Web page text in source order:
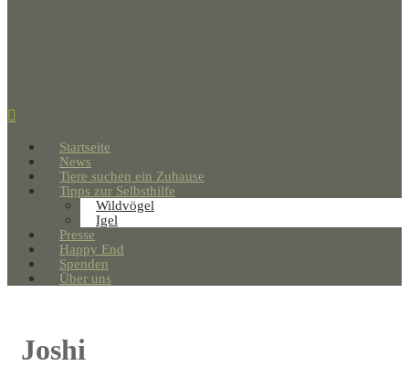
Startseite
News
Tiere suchen ein Zuhause
Tipps zur Selbsthilfe
Wildvögel
Igel
Presse
Happy End
Spenden
Über uns
Joshi